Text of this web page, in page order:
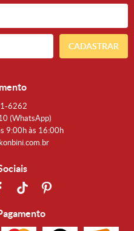
CADASTRAR
6262
(WhatsApp)
9:00h às 16:00h